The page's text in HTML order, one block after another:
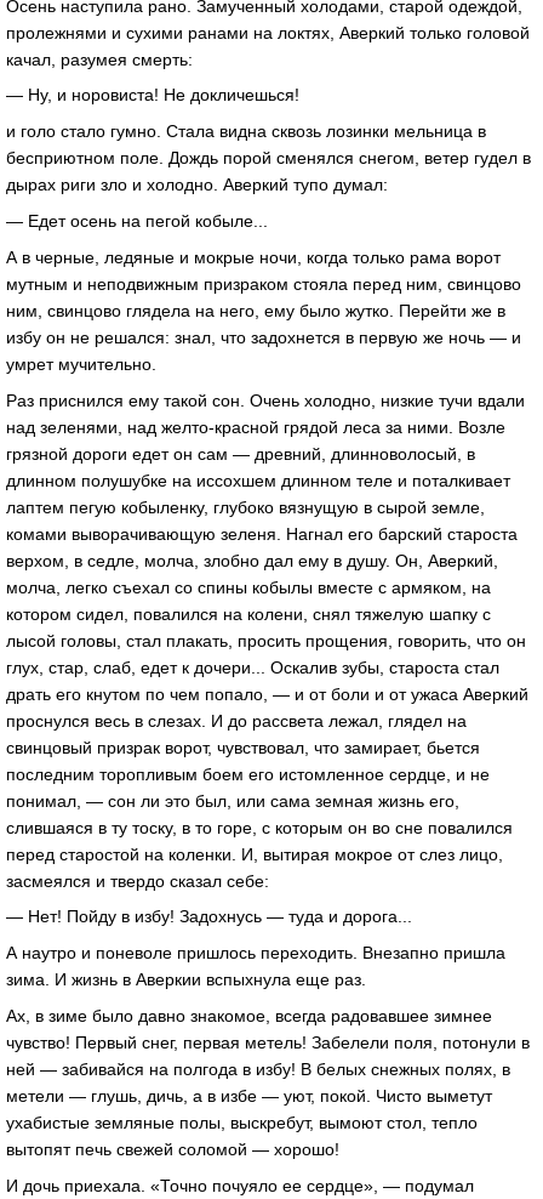
Осень наступила рано. Замученный холодами, старой одеждой,
пролежнями и сухими ранами на локтях, Аверкий только головой
качал, разумея смерть:
— Ну, и норовиста! Не докличешься!
и голо стало гумно. Стала видна сквозь лозинки мельница в
бесприютном поле. Дождь порой сменялся снегом, ветер гудел в
дырах риги зло и холодно. Аверкий тупо думал:
— Едет осень на пегой кобыле...
А в черные, ледяные и мокрые ночи, когда только рама ворот
мутным и неподвижным призраком стояла перед ним, свинцово
ним, свинцово глядела на него, ему было жутко. Перейти же в
избу он не решался: знал, что задохнется в первую же ночь — и
умрет мучительно.
Раз приснился ему такой сон. Очень холодно, низкие тучи вдали
над зеленями, над желто-красной грядой леса за ними. Возле
грязной дороги едет он сам — древний, длинноволосый, в
длинном полушубке на иссохшем длинном теле и поталкивает
лаптем пегую кобыленку, глубоко вязнущую в сырой земле,
комами выворачивающую зеленя. Нагнал его барский староста
верхом, в седле, молча, злобно дал ему в душу. Он, Аверкий,
молча, легко съехал со спины кобылы вместе с армяком, на
котором сидел, повалился на колени, снял тяжелую шапку с
лысой головы, стал плакать, просить прощения, говорить, что он
глух, стар, слаб, едет к дочери... Оскалив зубы, староста стал
драть его кнутом по чем попало, — и от боли и от ужаса Аверкий
проснулся весь в слезах. И до рассвета лежал, глядел на
свинцовый призрак ворот, чувствовал, что замирает, бьется
последним торопливым боем его истомленное сердце, и не
понимал, — сон ли это был, или сама земная жизнь его,
слившаяся в ту тоску, в то горе, с которым он во сне повалился
перед старостой на коленки. И, вытирая мокрое от слез лицо,
засмеялся и твердо сказал себе:
— Нет! Пойду в избу! Задохнусь — туда и дорога...
А наутро и поневоле пришлось переходить. Внезапно пришла
зима. И жизнь в Аверкии вспыхнула еще раз.
Ах, в зиме было давно знакомое, всегда радовавшее зимнее
чувство! Первый снег, первая метель! Забелели поля, потонули в
ней — забивайся на полгода в избу! В белых снежных полях, в
метели — глушь, дичь, а в избе — уют, покой. Чисто выметут
ухабистые земляные полы, выскребут, вымоют стол, тепло
вытопят печь свежей соломой — хорошо!
И дочь приехала. «Точно почуяло ее сердце», — подумал